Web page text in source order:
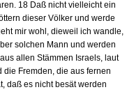
18 Daß nicht vielleicht ein
dieser Völker und werde
mir wohl, dieweil ich wandle,
solchen Mann und werden
allen Stämmen Israels, laut
Fremden, die aus fernen
daß es nicht besät werden